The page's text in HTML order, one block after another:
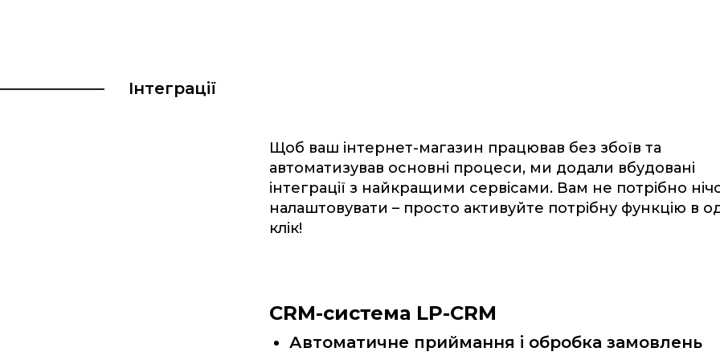
Інтеграції
Щоб ваш інтернет-магазин працював без збоїв та
автоматизував основні процеси, ми додали вбудовані
інтеграції з найкращими сервісами. Вам не потрібно
налаштовувати – просто активуйте потрібну функцію в
клік!
CRM-система LP-CRM
Автоматичне приймання і обробка замовлень